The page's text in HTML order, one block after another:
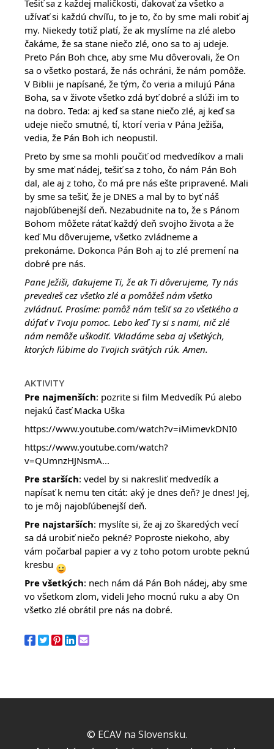
Tešiť sa z každej maličkosti, ďakovať za všetko a
užívať si každú chvíľu, to je to, čo by sme mali robiť aj
my. Niekedy totiž platí, že ak myslíme na zlé alebo
čakáme, že sa stane niečo zlé, ono sa to aj udeje.
Preto Pán Boh chce, aby sme Mu dôverovali, že On
sa o všetko postará, že nás ochráni, že nám pomôže.
V Biblii je napísané, že tým, čo veria a milujú Pána
Boha, sa v živote všetko zdá byť dobré a slúži im to
na dobro. Teda: aj keď sa stane niečo zlé, aj keď sa
udeje niečo smutné, tí, ktorí veria v Pána Ježiša,
vedia, že Pán Boh ich neopustil.
Preto by sme sa mohli poučiť od medvedíkov a mali
by sme mať nádej, tešiť sa z toho, čo nám Pán Boh
dal, ale aj z toho, čo má pre nás ešte pripravené. Mali
by sme sa tešiť, že je DNES a mal by to byť náš
najobľúbenejší deň. Nezabudnite na to, že s Pánom
Bohom môžete rátať každý deň svojho života a že
keď Mu dôverujeme, všetko zvládneme a
prekonáme. Dokonca Pán Boh aj to zlé premení na
dobré pre nás.
Pane Ježiši, ďakujeme Ti, že ak Ti dôverujeme, Ty nás
prevedieš cez všetko zlé a pomôžeš nám všetko
zvládnuť. Prosíme: pomôž nám tešiť sa zo všetkého a
dúfať v Tvoju pomoc. Lebo keď Ty si s nami, nič zlé
nám nemôže uškodiť. Vkladáme seba aj všetkých,
ktorých ľúbime do Tvojich svätých rúk. Amen.
AKTIVITY
Pre najmenších: pozrite si film Medvedík Pú alebo
nejakú časť Macka Uška
https://www.youtube.com/watch?v=iMimevkDNI0
https://www.youtube.com/watch?
v=QUmnzHJNsmA...
Pre starších: vedel by si nakresliť medvedík a
napísať k nemu ten citát: aký je dnes deň? Je dnes! Jej,
to je môj najobľúbenejší deň.
Pre najstarších: myslíte si, že aj zo škaredých vecí
sa dá urobiť niečo pekné? Poproste niekoho, aby
vám počarbal papier a vy z toho potom urobte peknú
kresbu
Pre všetkých: nech nám dá Pán Boh nádej, aby sme
vo všetkom zlom, videli Jeho mocnú ruku a aby On
všetko zlé obrátil pre nás na dobré.
© ECAV na Slovensku.